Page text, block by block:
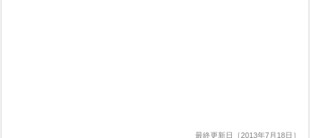
最終更新日［2013年7月18日］